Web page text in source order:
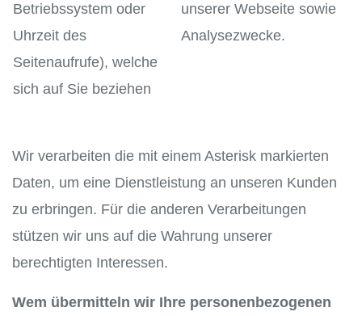
Betriebssystem oder
Uhrzeit des
Seitenaufrufe), welche
sich auf Sie beziehen
unserer Webseite sowie
Analysezwecke.
Wir verarbeiten die mit einem Asterisk markierten
Daten, um eine Dienstleistung an unseren Kunden
zu erbringen. Für die anderen Verarbeitungen
stützen wir uns auf die Wahrung unserer
berechtigten Interessen.
Wem übermitteln wir Ihre personenbezogenen